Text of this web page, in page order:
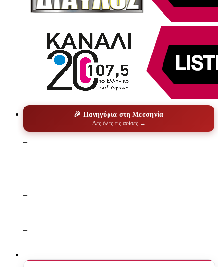
🎉 Πανηγύρια στη Μεσσηνία
Δες όλες τις αφίσες →
–
–
–
–
–
–